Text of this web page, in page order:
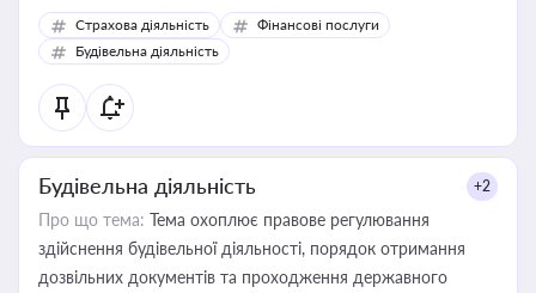
корисне для власника бізнесу, керівника, юриста або
бухгалтера під час оподаткування, приватизації, оренди
державного майна, корпоративних угод і перевірки
статусу суб'єктів оціночної діяльності
Страхова діяльність
Фінансові послуги
Будівельна діяльність
Будівельна діяльність +2
Про що тема: Тема охоплює правове регулювання
здійснення будівельної діяльності, порядок отримання
дозвільних документів та проходження державного